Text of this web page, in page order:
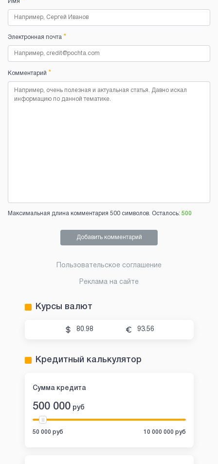
Имя *
Электронная почта *
Комментарий *
Максимальная длина комментария 500 символов. Осталось: 500
Добавить комментарий
Пользовательское соглашение
Реклама на сайте
Курсы валют
80.98 93.56
Кредитный калькулятор
Сумма кредита
500 000 руб
50 000 руб 10 000 000 руб